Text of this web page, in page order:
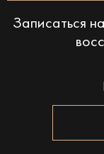
Записаться на